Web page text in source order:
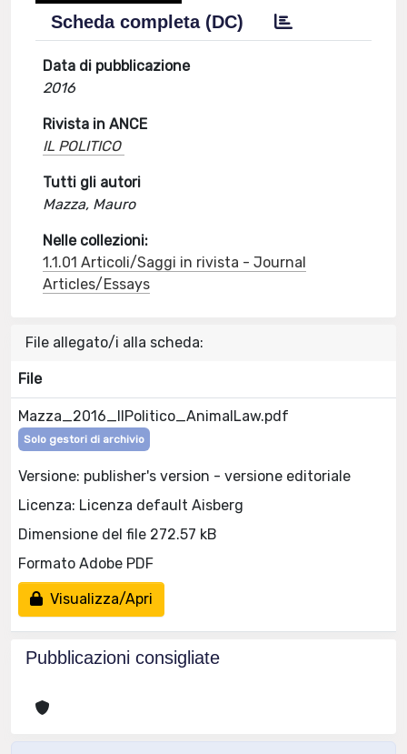
Scheda completa (DC)
Data di pubblicazione
2016
Rivista in ANCE
IL POLITICO
Tutti gli autori
Mazza, Mauro
Nelle collezioni:
1.1.01 Articoli/Saggi in rivista - Journal
Articles/Essays
File allegato/i alla scheda:
File
Mazza_2016_IlPolitico_AnimalLaw.pdf
Solo gestori di archivio
Versione: publisher's version - versione editoriale
Licenza: Licenza default Aisberg
Dimensione del file 272.57 kB
Formato Adobe PDF
Visualizza/Apri
Pubblicazioni consigliate